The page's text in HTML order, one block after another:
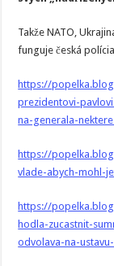
Takže NATO,
funguje česká
https://
prezidentovi-
na-generala-
https://
vlade-abych-mohl-
https://
hodla-zucastnit-
odvolava-na-